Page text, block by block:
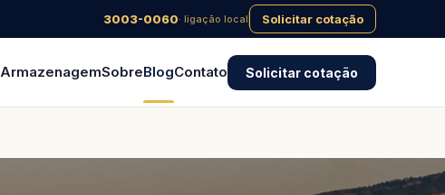
3003-0060· ligação local Solicitar cotação
ArmazenagemSobreBlogContato Solicitar cotação